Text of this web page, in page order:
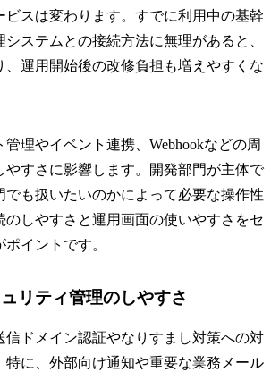
ビスは変わります。すでに利用中の基幹
ステムとの接続方法に無理があると、
、運用開始後の改修負担も増えやすくな
管理やイベント連携、Webhookなどの周
やすさに影響します。開発部門が主体で
でも扱いたいのかによって必要な操作性
のしやすさと運用画面の使いやすさをセ
イントです。
リティ管理のしやすさ
信ドメイン認証やなりすまし対策への対
特に、外部向け通知や重要な業務メール